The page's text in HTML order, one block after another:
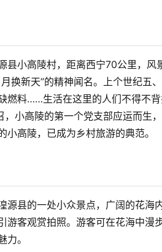
县小高陵村，距离西宁70公里，
换新天”的精神闻名。上个世纪五
燃料……生活在这里的人们不得不
，小高陵的第一个党支部应运而生
高陵，已成为乡村旅游的典范。
源县的一处小众景点，广阔的花海
游客观赏拍照。游客可在花海中漫
。